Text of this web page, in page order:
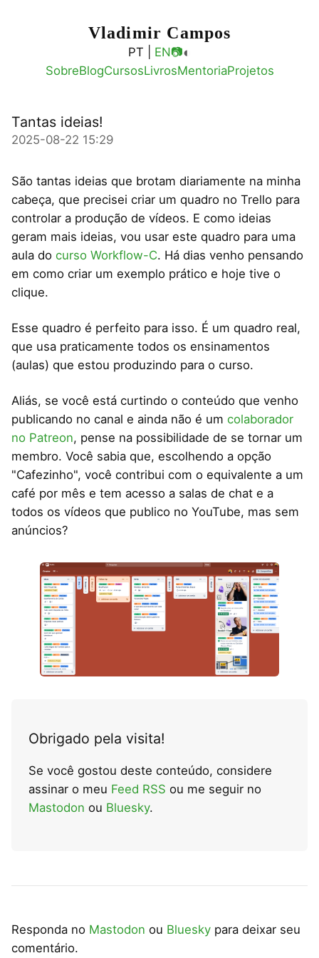
Vladimir Campos
PT | EN📷◐
SobreBlogCursosLivrosMentoriaProjetos
Tantas ideias!
2025-08-22 15:29
São tantas ideias que brotam diariamente na minha
cabeça, que precisei criar um quadro no Trello para
controlar a produção de vídeos. E como ideias
geram mais ideias, vou usar este quadro para uma
aula do curso Workflow-C. Há dias venho pensando
em como criar um exemplo prático e hoje tive o
clique.
Esse quadro é perfeito para isso. É um quadro real,
que usa praticamente todos os ensinamentos
(aulas) que estou produzindo para o curso.
Aliás, se você está curtindo o conteúdo que venho
publicando no canal e ainda não é um colaborador
no Patreon, pense na possibilidade de se tornar um
membro. Você sabia que, escolhendo a opção
"Cafezinho", você contribui com o equivalente a um
café por mês e tem acesso a salas de chat e a
todos os vídeos que publico no YouTube, mas sem
anúncios?
Obrigado pela visita!
Se você gostou deste conteúdo, considere
assinar o meu Feed RSS ou me seguir no
Mastodon ou Bluesky.
Responda no Mastodon ou Bluesky para deixar seu
comentário.